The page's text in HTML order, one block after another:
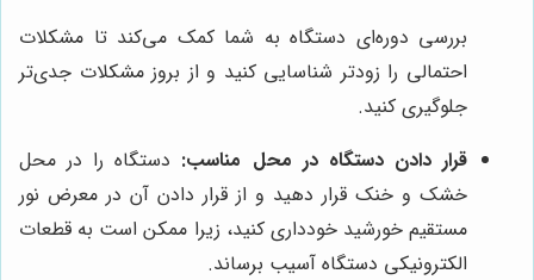
بررسی دوره‌ای دستگاه به شما کمک می‌کند تا مشکلات
احتمالی را زودتر شناسایی کنید و از بروز مشکلات جدی‌تر
جلوگیری کنید.
قرار دادن دستگاه در محل مناسب: دستگاه را در محل
خشک و خنک قرار دهید و از قرار دادن آن در معرض نور
مستقیم خورشید خودداری کنید، زیرا ممکن است به قطعات
الکترونیکی دستگاه آسیب برساند.